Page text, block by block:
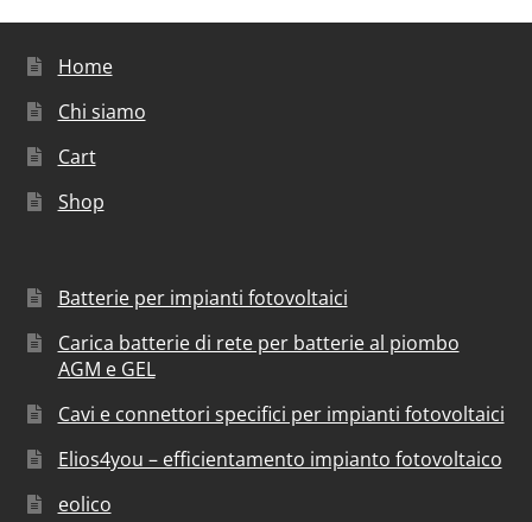
Home
Chi siamo
Cart
Shop
Batterie per impianti fotovoltaici
Carica batterie di rete per batterie al piombo
AGM e GEL
Cavi e connettori specifici per impianti fotovoltaici
Elios4you – efficientamento impianto fotovoltaico
eolico